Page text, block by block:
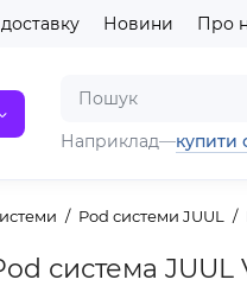
Новини Про
Наприклад—купити
Pod системи JUUL
система JUUL